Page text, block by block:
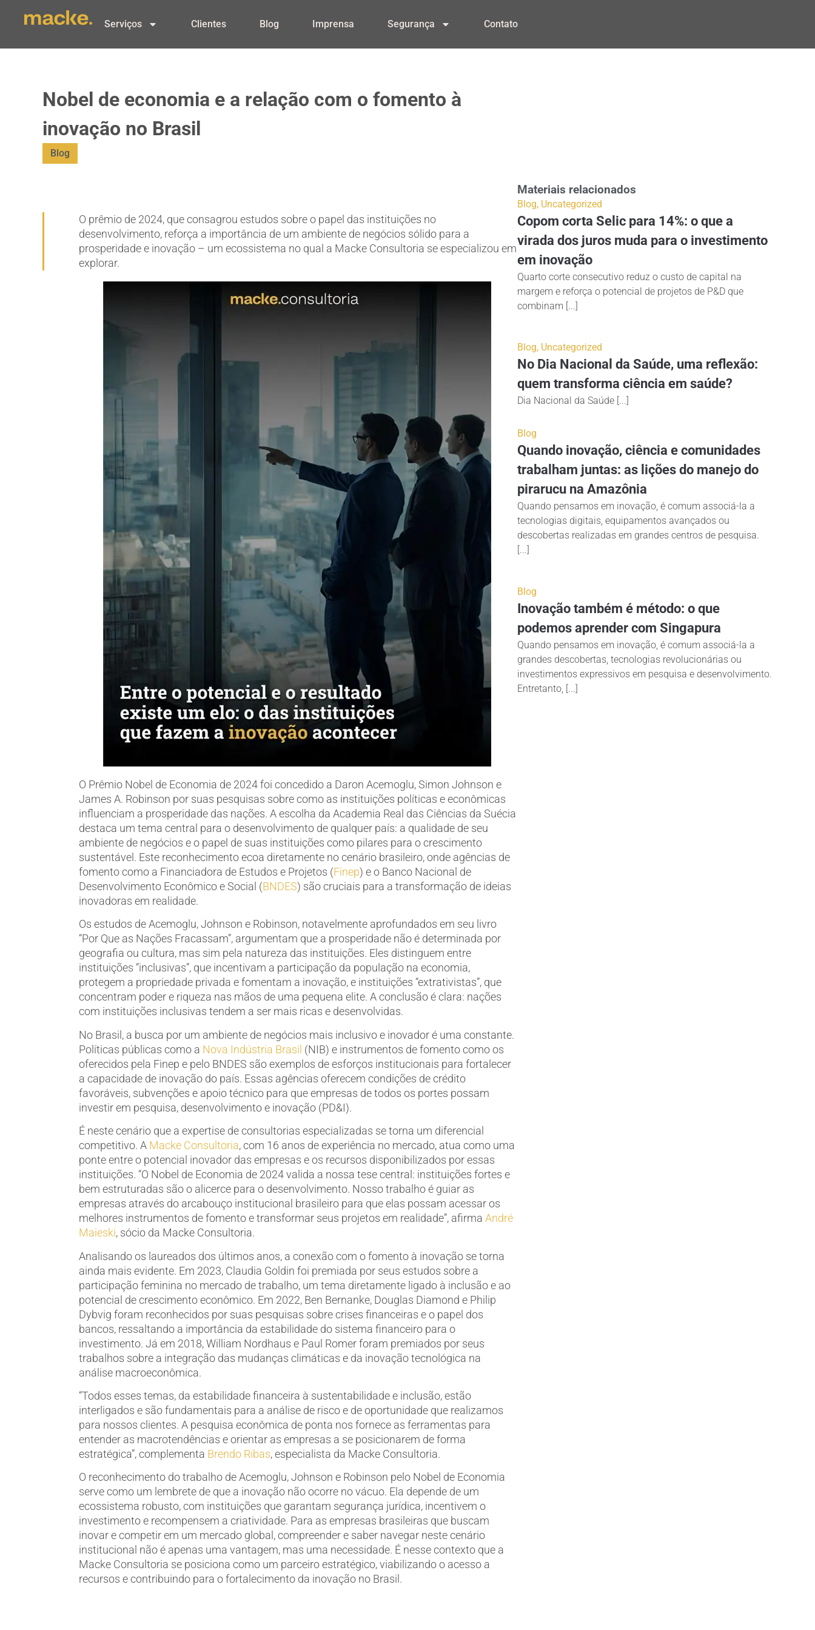
Serviços Clientes Blog Imprensa Segurança Contato
Nobel de economia e a relação com o fomento à
inovação no Brasil
Blog
O prêmio de 2024, que consagrou estudos sobre o papel das instituições no
desenvolvimento, reforça a importância de um ambiente de negócios sólido para a
prosperidade e inovação – um ecossistema no qual a Macke Consultoria se especializou em
explorar.
O Prêmio Nobel de Economia de 2024 foi concedido a Daron Acemoglu, Simon Johnson e
James A. Robinson por suas pesquisas sobre como as instituições políticas e econômicas
influenciam a prosperidade das nações. A escolha da Academia Real das Ciências da Suécia
destaca um tema central para o desenvolvimento de qualquer país: a qualidade de seu
ambiente de negócios e o papel de suas instituições como pilares para o crescimento
sustentável. Este reconhecimento ecoa diretamente no cenário brasileiro, onde agências de
fomento como a Financiadora de Estudos e Projetos (Finep) e o Banco Nacional de
Desenvolvimento Econômico e Social (BNDES) são cruciais para a transformação de ideias
inovadoras em realidade.
Os estudos de Acemoglu, Johnson e Robinson, notavelmente aprofundados em seu livro
“Por Que as Nações Fracassam”, argumentam que a prosperidade não é determinada por
geografia ou cultura, mas sim pela natureza das instituições. Eles distinguem entre
instituições “inclusivas”, que incentivam a participação da população na economia,
protegem a propriedade privada e fomentam a inovação, e instituições “extrativistas”, que
concentram poder e riqueza nas mãos de uma pequena elite. A conclusão é clara: nações
com instituições inclusivas tendem a ser mais ricas e desenvolvidas.
No Brasil, a busca por um ambiente de negócios mais inclusivo e inovador é uma constante.
Políticas públicas como a Nova Indústria Brasil (NIB) e instrumentos de fomento como os
oferecidos pela Finep e pelo BNDES são exemplos de esforços institucionais para fortalecer
a capacidade de inovação do país. Essas agências oferecem condições de crédito
favoráveis, subvenções e apoio técnico para que empresas de todos os portes possam
investir em pesquisa, desenvolvimento e inovação (PD&I).
É neste cenário que a expertise de consultorias especializadas se torna um diferencial
competitivo. A Macke Consultoria, com 16 anos de experiência no mercado, atua como uma
ponte entre o potencial inovador das empresas e os recursos disponibilizados por essas
instituições. “O Nobel de Economia de 2024 valida a nossa tese central: instituições fortes e
bem estruturadas são o alicerce para o desenvolvimento. Nosso trabalho é guiar as
empresas através do arcabouço institucional brasileiro para que elas possam acessar os
melhores instrumentos de fomento e transformar seus projetos em realidade”, afirma André
Maieski, sócio da Macke Consultoria.
Analisando os laureados dos últimos anos, a conexão com o fomento à inovação se torna
ainda mais evidente. Em 2023, Claudia Goldin foi premiada por seus estudos sobre a
participação feminina no mercado de trabalho, um tema diretamente ligado à inclusão e ao
potencial de crescimento econômico. Em 2022, Ben Bernanke, Douglas Diamond e Philip
Dybvig foram reconhecidos por suas pesquisas sobre crises financeiras e o papel dos
bancos, ressaltando a importância da estabilidade do sistema financeiro para o
investimento. Já em 2018, William Nordhaus e Paul Romer foram premiados por seus
trabalhos sobre a integração das mudanças climáticas e da inovação tecnológica na
análise macroeconômica.
“Todos esses temas, da estabilidade financeira à sustentabilidade e inclusão, estão
interligados e são fundamentais para a análise de risco e de oportunidade que realizamos
para nossos clientes. A pesquisa econômica de ponta nos fornece as ferramentas para
entender as macrotendências e orientar as empresas a se posicionarem de forma
estratégica”, complementa Brendo Ribas, especialista da Macke Consultoria.
O reconhecimento do trabalho de Acemoglu, Johnson e Robinson pelo Nobel de Economia
serve como um lembrete de que a inovação não ocorre no vácuo. Ela depende de um
ecossistema robusto, com instituições que garantam segurança jurídica, incentivem o
investimento e recompensem a criatividade. Para as empresas brasileiras que buscam
inovar e competir em um mercado global, compreender e saber navegar neste cenário
institucional não é apenas uma vantagem, mas uma necessidade. É nesse contexto que a
Macke Consultoria se posiciona como um parceiro estratégico, viabilizando o acesso a
recursos e contribuindo para o fortalecimento da inovação no Brasil.
Materiais relacionados
Blog, Uncategorized
Copom corta Selic para 14%: o que a
virada dos juros muda para o investimento
em inovação
Quarto corte consecutivo reduz o custo de capital na
margem e reforça o potencial de projetos de P&D que
combinam [...]
Blog, Uncategorized
No Dia Nacional da Saúde, uma reflexão:
quem transforma ciência em saúde?
Dia Nacional da Saúde [...]
Blog
Quando inovação, ciência e comunidades
trabalham juntas: as lições do manejo do
pirarucu na Amazônia
Quando pensamos em inovação, é comum associá-la a
tecnologias digitais, equipamentos avançados ou
descobertas realizadas em grandes centros de pesquisa.
[...]
Blog
Inovação também é método: o que
podemos aprender com Singapura
Quando pensamos em inovação, é comum associá-la a
grandes descobertas, tecnologias revolucionárias ou
investimentos expressivos em pesquisa e desenvolvimento.
Entretanto, [...]